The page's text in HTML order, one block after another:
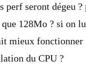
perf seront dégeu
128Mo ? si on
mieux fonctionner
du CPU ?